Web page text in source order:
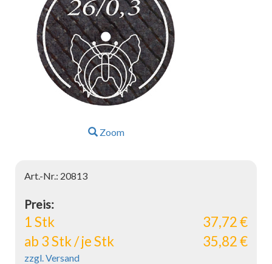
Zoom
Art.-Nr.: 20813
Preis:
1 Stk
37,72 €
ab 3 Stk / je Stk
35,82 €
zzgl. Versand